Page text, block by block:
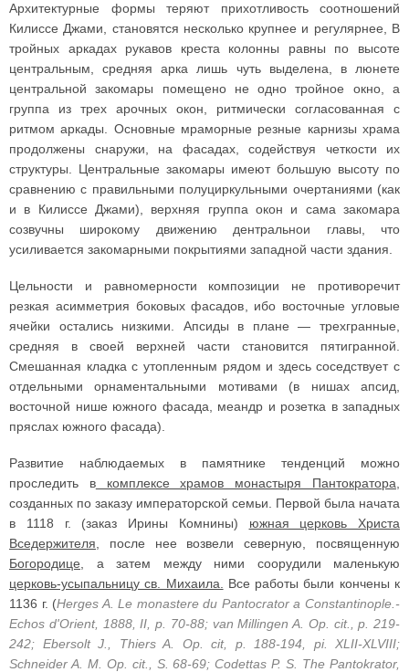
Архитектурные формы теряют прихотливость соотношений
Килиссе Джами, становятся несколько крупнее и регулярнее, В
тройных аркадах рукавов креста колонны равны по высоте
центральным, средняя арка лишь чуть выделена, в люнете
центральной закомары помещено не одно тройное окно, а
группа из трех арочных окон, ритмически согласованная с
ритмом аркады. Основные мраморные резные карнизы храма
продолжены снаружи, на фасадах, содействуя четкости их
структуры. Центральные закомары имеют большую высоту по
сравнению с правильными полуциркульными очертаниями (как
и в Килиссе Джами), верхняя группа окон и сама закомара
созвучны широкому движению дентральнои главы, что
усиливается закомарными покрытиями западной части здания.
Цельности и равномерности композиции не противоречит
резкая асимметрия боковых фасадов, ибо восточные угловые
ячейки остались низкими. Апсиды в плане — трехгранные,
средняя в своей верхней части становится пятигранной.
Смешанная кладка с утопленным рядом и здесь соседствует с
отдельными орнаментальными мотивами (в нишах апсид,
восточной нише южного фасада, меандр и розетка в западных
пряслах южного фасада).
Развитие наблюдаемых в памятнике тенденций можно
проследить вкомплексе храмов монастыря Пантократора
созданных по заказу императорской семьи. Первой была начата
в 1118 г. (заказ Ирины Комнины) южная церковь Христа
Вседержителя , после нее возвели северную, посвященную
Богородице , а затем между ними соорудили маленькую
церковь-усыпальницу св. Михаила.
Все работы были кончены к
1136 г. (Herges A. Le monastere du Pantocrator a Constantinople.-
Echos d'Orient, 1888, II, p. 70-88; van Millingen A. Op. cit., p. 219-
242; Ebersolt J., Thiers A. Op. cit, p. 188-194, pi. XLII-XLVIII;
Schneider A. M. Op. cit., S. 68-69; Codettas P. S. The Pantokrator,